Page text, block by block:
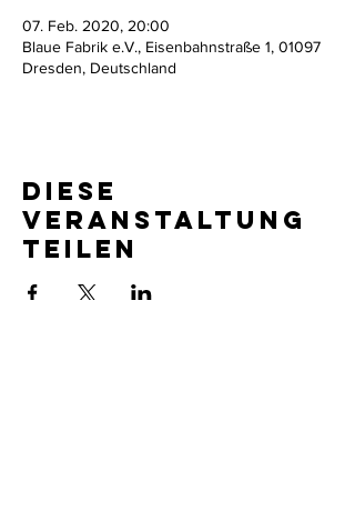
07. Feb. 2020, 20:00
Blaue Fabrik e.V., Eisenbahnstraße 1, 01097
Dresden, Deutschland
Diese
Veranstaltung
teilen